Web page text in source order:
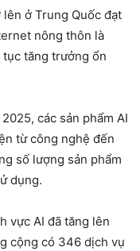
ở Trung Quốc đạt
nông thôn là
tăng trưởng ổn
các sản phẩm AI
từ công nghệ đến
số lượng sản phẩm
dụng.
vực AI đã tăng lên
cộng có 346 dịch vụ